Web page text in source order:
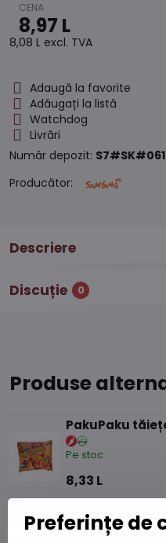
8,97 L
8,08 L excl. TVA
Adaugă la favorite
Adăugați la listă
Watchdog
Livrări
Număr depozit:
Producător:
Descriere
Discuție 0
Produse
PakuPaku
Pe stoc
8,33 L
Carbo
Preferințe